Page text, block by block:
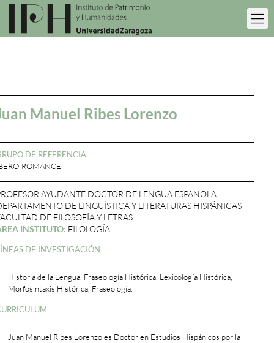
Manuel Ribes Lorenzo
DE REFERENCIA
ROMANCE
AYUDANTE DOCTOR DE LENGUA ESPAÑOLA
DE LINGÜÍSTICA Y LITERATURAS HISPÁNICAS
DE FILOSOFÍA Y LETRAS
INSTITUTO: FILOLOGÍA
DE INVESTIGACIÓN
Historia de la Lengua, Fraseología Histórica, Lexicología Histórica,
Morfosintaxis Histórica, Fraseología.
Juan Manuel Ribes Lorenzo es Doctor en Estudios Hispánicos por la